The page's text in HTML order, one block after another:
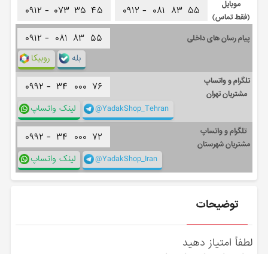
موبایل
(فقط تماس)
۰۹۱۲ - ۰۸۱ ۸۳ ۵۵ ۰۹۱۲ - ۰۷۳ ۳۵ ۴۵
پیام رسان های داخلی ۰۹۱۲ - ۰۸۱ ۸۳ ۵۵
روبیکا بله
تلگرام و واتساپ
مشتریان تهران
۰۹۹۲ - ۳۴ ۰۰۰ ۷۶
لینک واتساپ @YadakShop_Tehran
تلگرام و واتساپ
مشتریان شهرستان
۰۹۹۲ - ۳۴ ۰۰۰ ۷۲
لینک واتساپ @YadakShop_Iran
توضیحات
لطفاً امتیاز دهید